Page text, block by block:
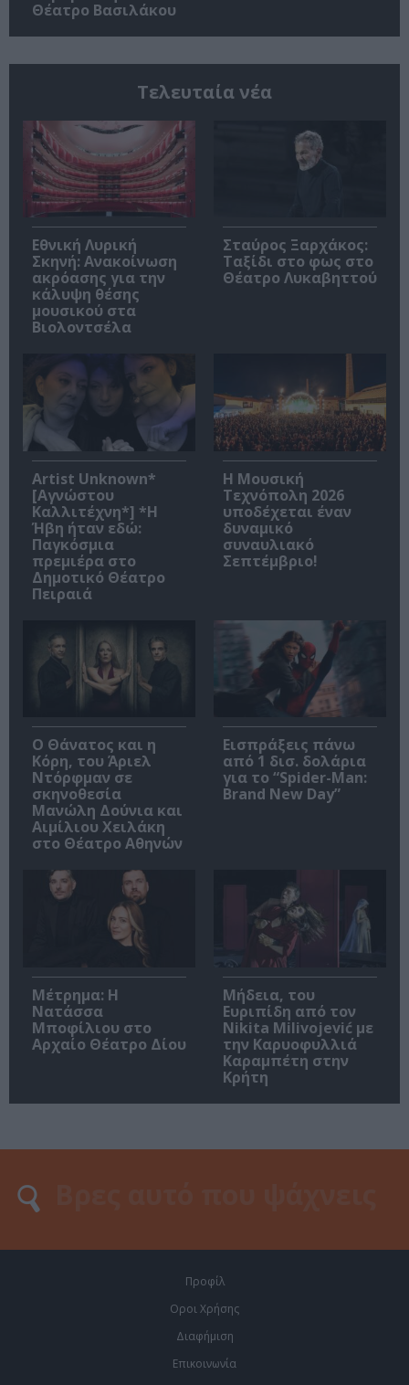
Θέατρο Βασιλάκου
Τελευταία νέα
Εθνική Λυρική
Σκηνή: Ανακοίνωση
ακρόασης για την
κάλυψη θέσης
μουσικού στα
Βιολοντσέλα
Σταύρος Ξαρχάκος:
Ταξίδι στο φως στο
Θέατρο Λυκαβηττού
Artist Unknown*
[Αγνώστου
Καλλιτέχνη*] *Η
Ήβη ήταν εδώ:
Παγκόσμια
πρεμιέρα στο
Δημοτικό Θέατρο
Πειραιά
Η Μουσική
Τεχνόπολη 2026
υποδέχεται έναν
δυναμικό
συναυλιακό
Σεπτέμβριο!
Ο Θάνατος και η
Κόρη, του Άριελ
Ντόρφμαν σε
σκηνοθεσία
Μανώλη Δούνια και
Αιμίλιου Χειλάκη
στο Θέατρο Αθηνών
Εισπράξεις πάνω
από 1 δισ. δολάρια
για το “Spider-Man:
Brand New Day”
Μέτρημα: Η
Νατάσσα
Μποφίλιου στο
Αρχαίο Θέατρο Δίου
Μήδεια, του
Ευριπίδη από τον
Nikita Milivojević με
την Καρυοφυλλιά
Καραμπέτη στην
Κρήτη
Προφίλ
Οροι Χρήσης
Διαφήμιση
Επικοινωνία